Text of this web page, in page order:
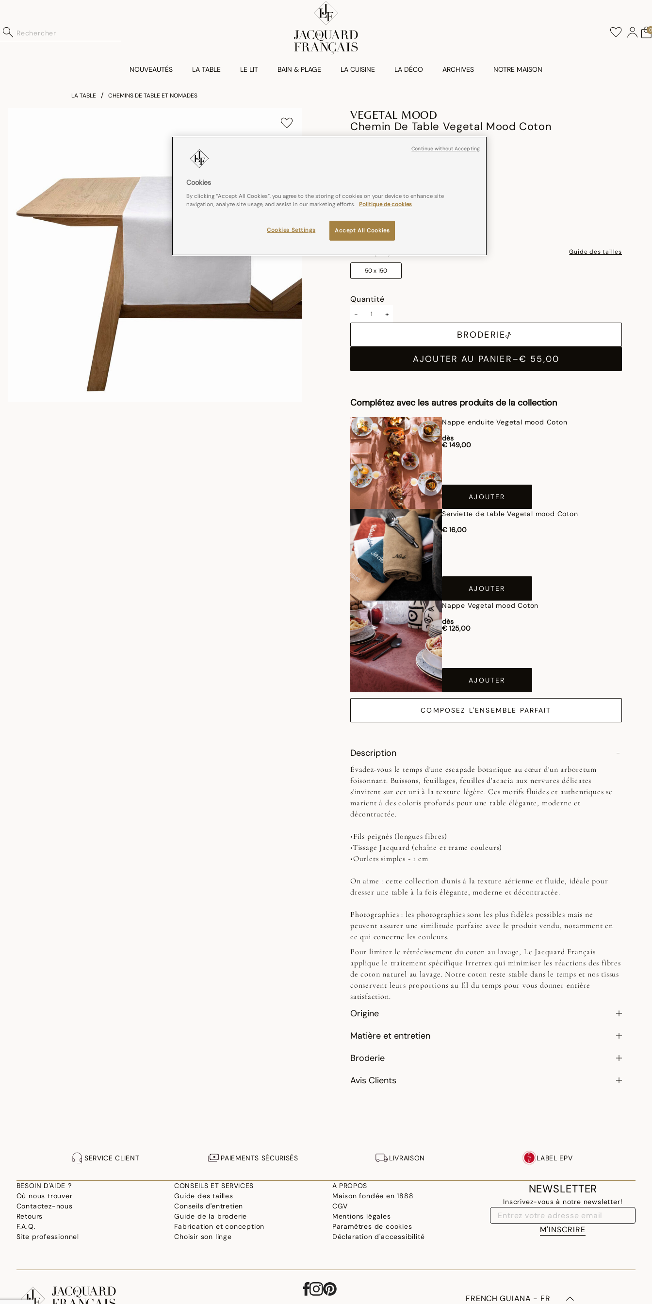
0
NOUVEAUTÉS LA TABLE LE LIT BAIN & PLAGE LA CUISINE LA DÉCO ARCHIVES NOTRE MAISON
LA TABLE CHEMINS DE TABLE ET NOMADES
VEGETAL MOOD
Chemin De Table Vegetal Mood Coton
Couleurs :Blanc
sélectionné
Taille (cm) Guide des tailles
50 x 150
Quantité
- +
BRODERIE
AJOUTER AU PANIER–€ 55,00
Complétez avec les autres produits de la collection
Nappe enduite Vegetal mood Coton
dès
€ 149,00
AJOUTER
Serviette de table Vegetal mood Coton
€ 16,00
AJOUTER
Nappe Vegetal mood Coton
dès
€ 125,00
AJOUTER
COMPOSEZ L'ENSEMBLE PARFAIT
Description
Évadez-vous le temps d'une escapade botanique au cœur d'un arboretum
foisonnant. Buissons, feuillages, feuilles d'acacia aux nervures délicates
s'invitent sur cet uni à la texture légère. Ces motifs fluides et authentiques se
marient à des coloris profonds pour une table élégante, moderne et
décontractée.
•Fils peignés (longues fibres)
•Tissage Jacquard (chaîne et trame couleurs)
•Ourlets simples - 1 cm
On aime : cette collection d'unis à la texture aérienne et fluide, idéale pour
dresser une table à la fois élégante, moderne et décontractée.
Photographies : les photographies sont les plus fidèles possibles mais ne
peuvent assurer une similitude parfaite avec le produit vendu, notamment en
ce qui concerne les couleurs.
Pour limiter le rétrécissement du coton au lavage, Le Jacquard Français
applique le traitement spécifique Irretrex qui minimiser les réactions des fibres
de coton naturel au lavage. Notre coton reste stable dans le temps et nos tissus
conservent leurs proportions au fil du temps pour vous donner entière
satisfaction.
Origine
Matière et entretien
Broderie
Avis Clients
SERVICE CLIENT PAIEMENTS SÉCURISÉS LIVRAISON LABEL EPV
BESOIN D'AIDE ?
Où nous trouver
Contactez-nous
Retours
F.A.Q.
Site professionnel
CONSEILS ET SERVICES
Guide des tailles
Conseils d'entretien
Guide de la broderie
Fabrication et conception
Choisir son linge
A PROPOS
Maison fondée en 1888
CGV
Mentions légales
Paramètres de cookies
Déclaration d'accessibilité
NEWSLETTER
Inscrivez-vous à notre newsletter!
M'INSCRIRE
FRENCH GUIANA - FR
Cookies
By clicking “Accept All Cookies”, you agree to the storing of cookies on your device to enhance site
navigation, analyze site usage, and assist in our marketing efforts. Politique de cookies
Accept All Cookies
Cookies Settings
Continue without Accepting